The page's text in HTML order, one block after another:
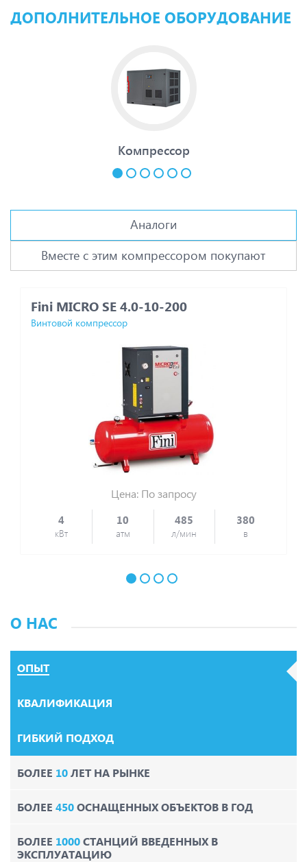
ДОПОЛНИТЕЛЬНОЕ ОБОРУДОВАНИЕ
Компрессор
Аналоги
Вместе с этим компрессором покупают
Fini MICRO SE 4.0-10-200
Винтовой компрессор
Цена: По запросу
4
кВт
10
атм
485
л/мин
380
в
О НАС
ОПЫТ
КВАЛИФИКАЦИЯ
ГИБКИЙ ПОДХОД
БОЛЕЕ 10ЛЕТ НА РЫНКЕ
БОЛЕЕ 450ОСНАЩЕННЫХ ОБЪЕКТОВ В ГОД
БОЛЕЕ 1000СТАНЦИЙ ВВЕДЕННЫХ В
ЭКСПЛУАТАЦИЮ